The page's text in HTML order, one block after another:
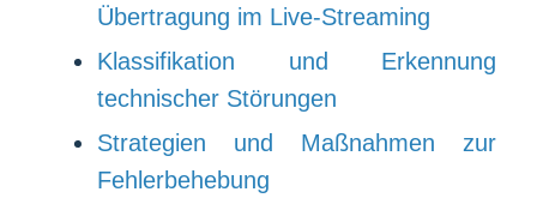
Übertragung im Live-Streaming
Klassifikation und Erkennung
technischer Störungen
Strategien und Maßnahmen zur
Fehlerbehebung